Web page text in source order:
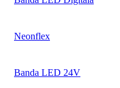
Neonflex
Banda LED 24V